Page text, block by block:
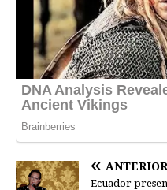
ANTERIOR
Ecuador